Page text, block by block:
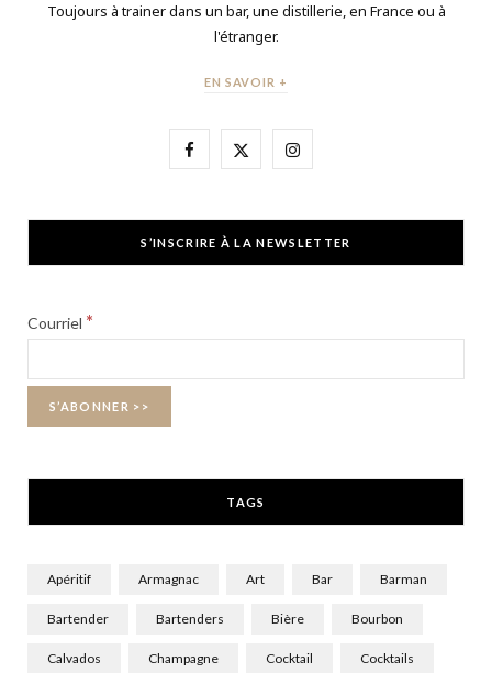
Toujours à trainer dans un bar, une distillerie, en France ou à
l'étranger.
EN SAVOIR +
F
e
X
w
I
t
S’INSCRIRE À LA NEWSLETTER
Courriel *
TAGS
Apéritif Armagnac Art Bar Barman
Bartender Bartenders Bière Bourbon
Calvados Champagne Cocktail Cocktails